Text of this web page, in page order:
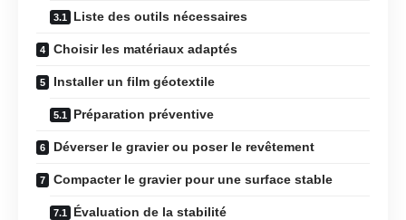
Liste des outils nécessaires
Choisir les matériaux adaptés
Installer un film géotextile
Préparation préventive
Déverser le gravier ou poser le revêtement
Compacter le gravier pour une surface stable
Évaluation de la stabilité